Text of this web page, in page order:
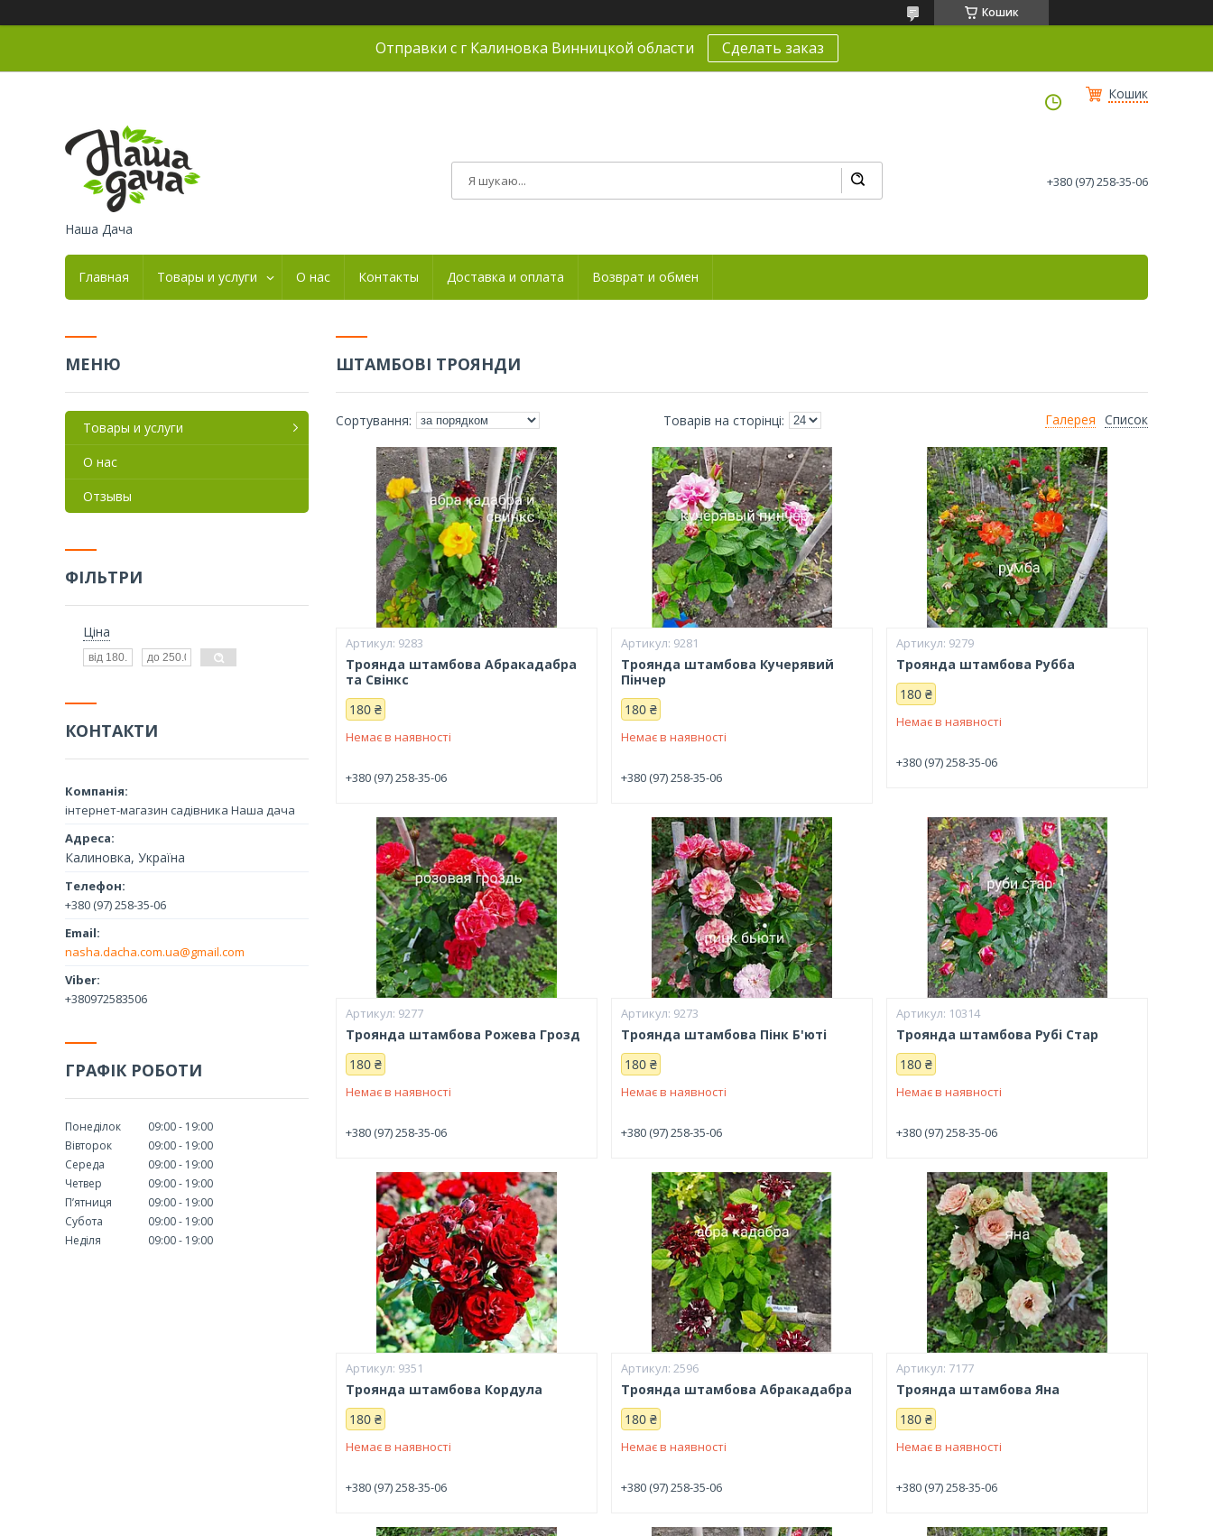
Кошик
Отправки с г Калиновка Винницкой области Сделать заказ
Кошик
Наша Дача
+380 (97) 258-35-06
Главная Товары и услуги О нас Контакты Доставка и оплата Возврат и обмен
ШТАМБОВІ ТРОЯНДИ
Галерея Список
9283
Троянда штамбова Абракадабра
та Свінкс
180 ₴
Немає в наявності
+380 (97) 258-35-06
9281
Троянда штамбова Кучерявий
Пінчер
180 ₴
Немає в наявності
+380 (97) 258-35-06
9279
Троянда штамбова Рубба
180 ₴
Немає в наявності
+380 (97) 258-35-06
9277
Троянда штамбова Рожева Грозд
180 ₴
Немає в наявності
+380 (97) 258-35-06
9273
Троянда штамбова Пінк Б'юті
180 ₴
Немає в наявності
+380 (97) 258-35-06
10314
Троянда штамбова Рубі Стар
180 ₴
Немає в наявності
+380 (97) 258-35-06
9351
Троянда штамбова Кордула
180 ₴
Немає в наявності
+380 (97) 258-35-06
2596
Троянда штамбова Абракадабра
180 ₴
Немає в наявності
+380 (97) 258-35-06
7177
Троянда штамбова Яна
180 ₴
Немає в наявності
+380 (97) 258-35-06
Товары и услуги
О нас
Отзывы
ФІЛЬТРИ
Ціна
КОНТАКТИ
інтернет-магазин садівника Наша дача
Калиновка, Україна
+380 (97) 258-35-06
nasha.dacha.com.ua@gmail.com
+380972583506
ГРАФІК РОБОТИ
Понеділок 09:00
19:00
Вівторок
09:00
19:00
Середа
09:00
19:00
Четвер
09:00
19:00
Пʼятниця
09:00
19:00
Субота
09:00
19:00
Неділя
09:00 19:00